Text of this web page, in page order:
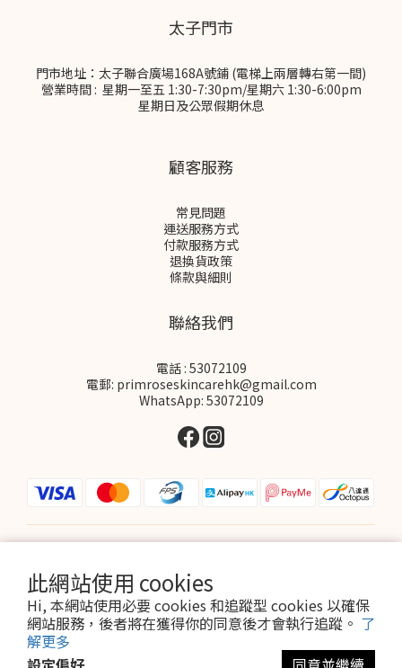
此網站使用 cookies
Hi, 本網站使用必要 cookies 和追蹤型 cookies 以確保
網站服務，後者將在獲得你的同意後才會執行追蹤。 了
解更多
太子門市
門市地址：太子聯合廣場168A號鋪 (電梯上兩層轉右第一間)
營業時間 : 星期一至五 1:30-7:30pm/星期六 1:30-6:00pm
星期日及公眾假期休息
顧客服務
常見問題
運送服務方式
付款服務方式
退換貨政策
條款與細則
聯絡我們
電話 : 53072109
電郵: primroseskincarehk@gmail.com
WhatsApp: 53072109